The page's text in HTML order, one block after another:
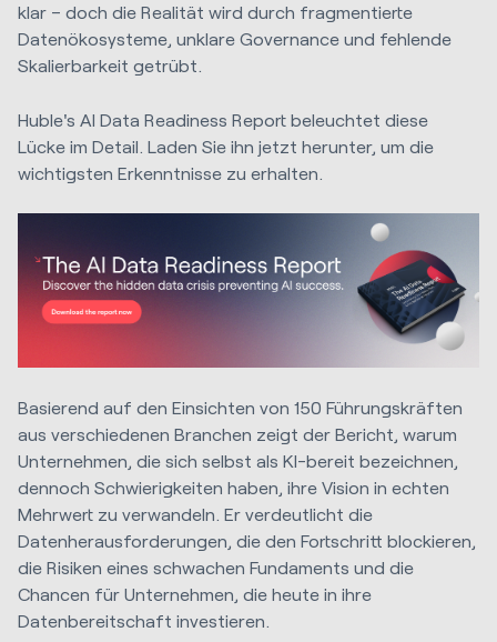
klar – doch die Realität wird durch fragmentierte
Datenökosysteme, unklare Governance und fehlende
Skalierbarkeit getrübt.
Huble's AI Data Readiness Report beleuchtet diese
Lücke im Detail. Laden Sie ihn jetzt herunter, um die
wichtigsten Erkenntnisse zu erhalten.
Basierend auf den Einsichten von 150 Führungskräften
aus verschiedenen Branchen zeigt der Bericht, warum
Unternehmen, die sich selbst als KI-bereit bezeichnen,
dennoch Schwierigkeiten haben, ihre Vision in echten
Mehrwert zu verwandeln. Er verdeutlicht die
Datenherausforderungen, die den Fortschritt blockieren,
die Risiken eines schwachen Fundaments und die
Chancen für Unternehmen, die heute in ihre
Datenbereitschaft investieren.